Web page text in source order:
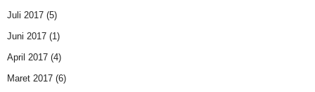
Juli 2017 (5)
Juni 2017 (1)
April 2017 (4)
Maret 2017 (6)